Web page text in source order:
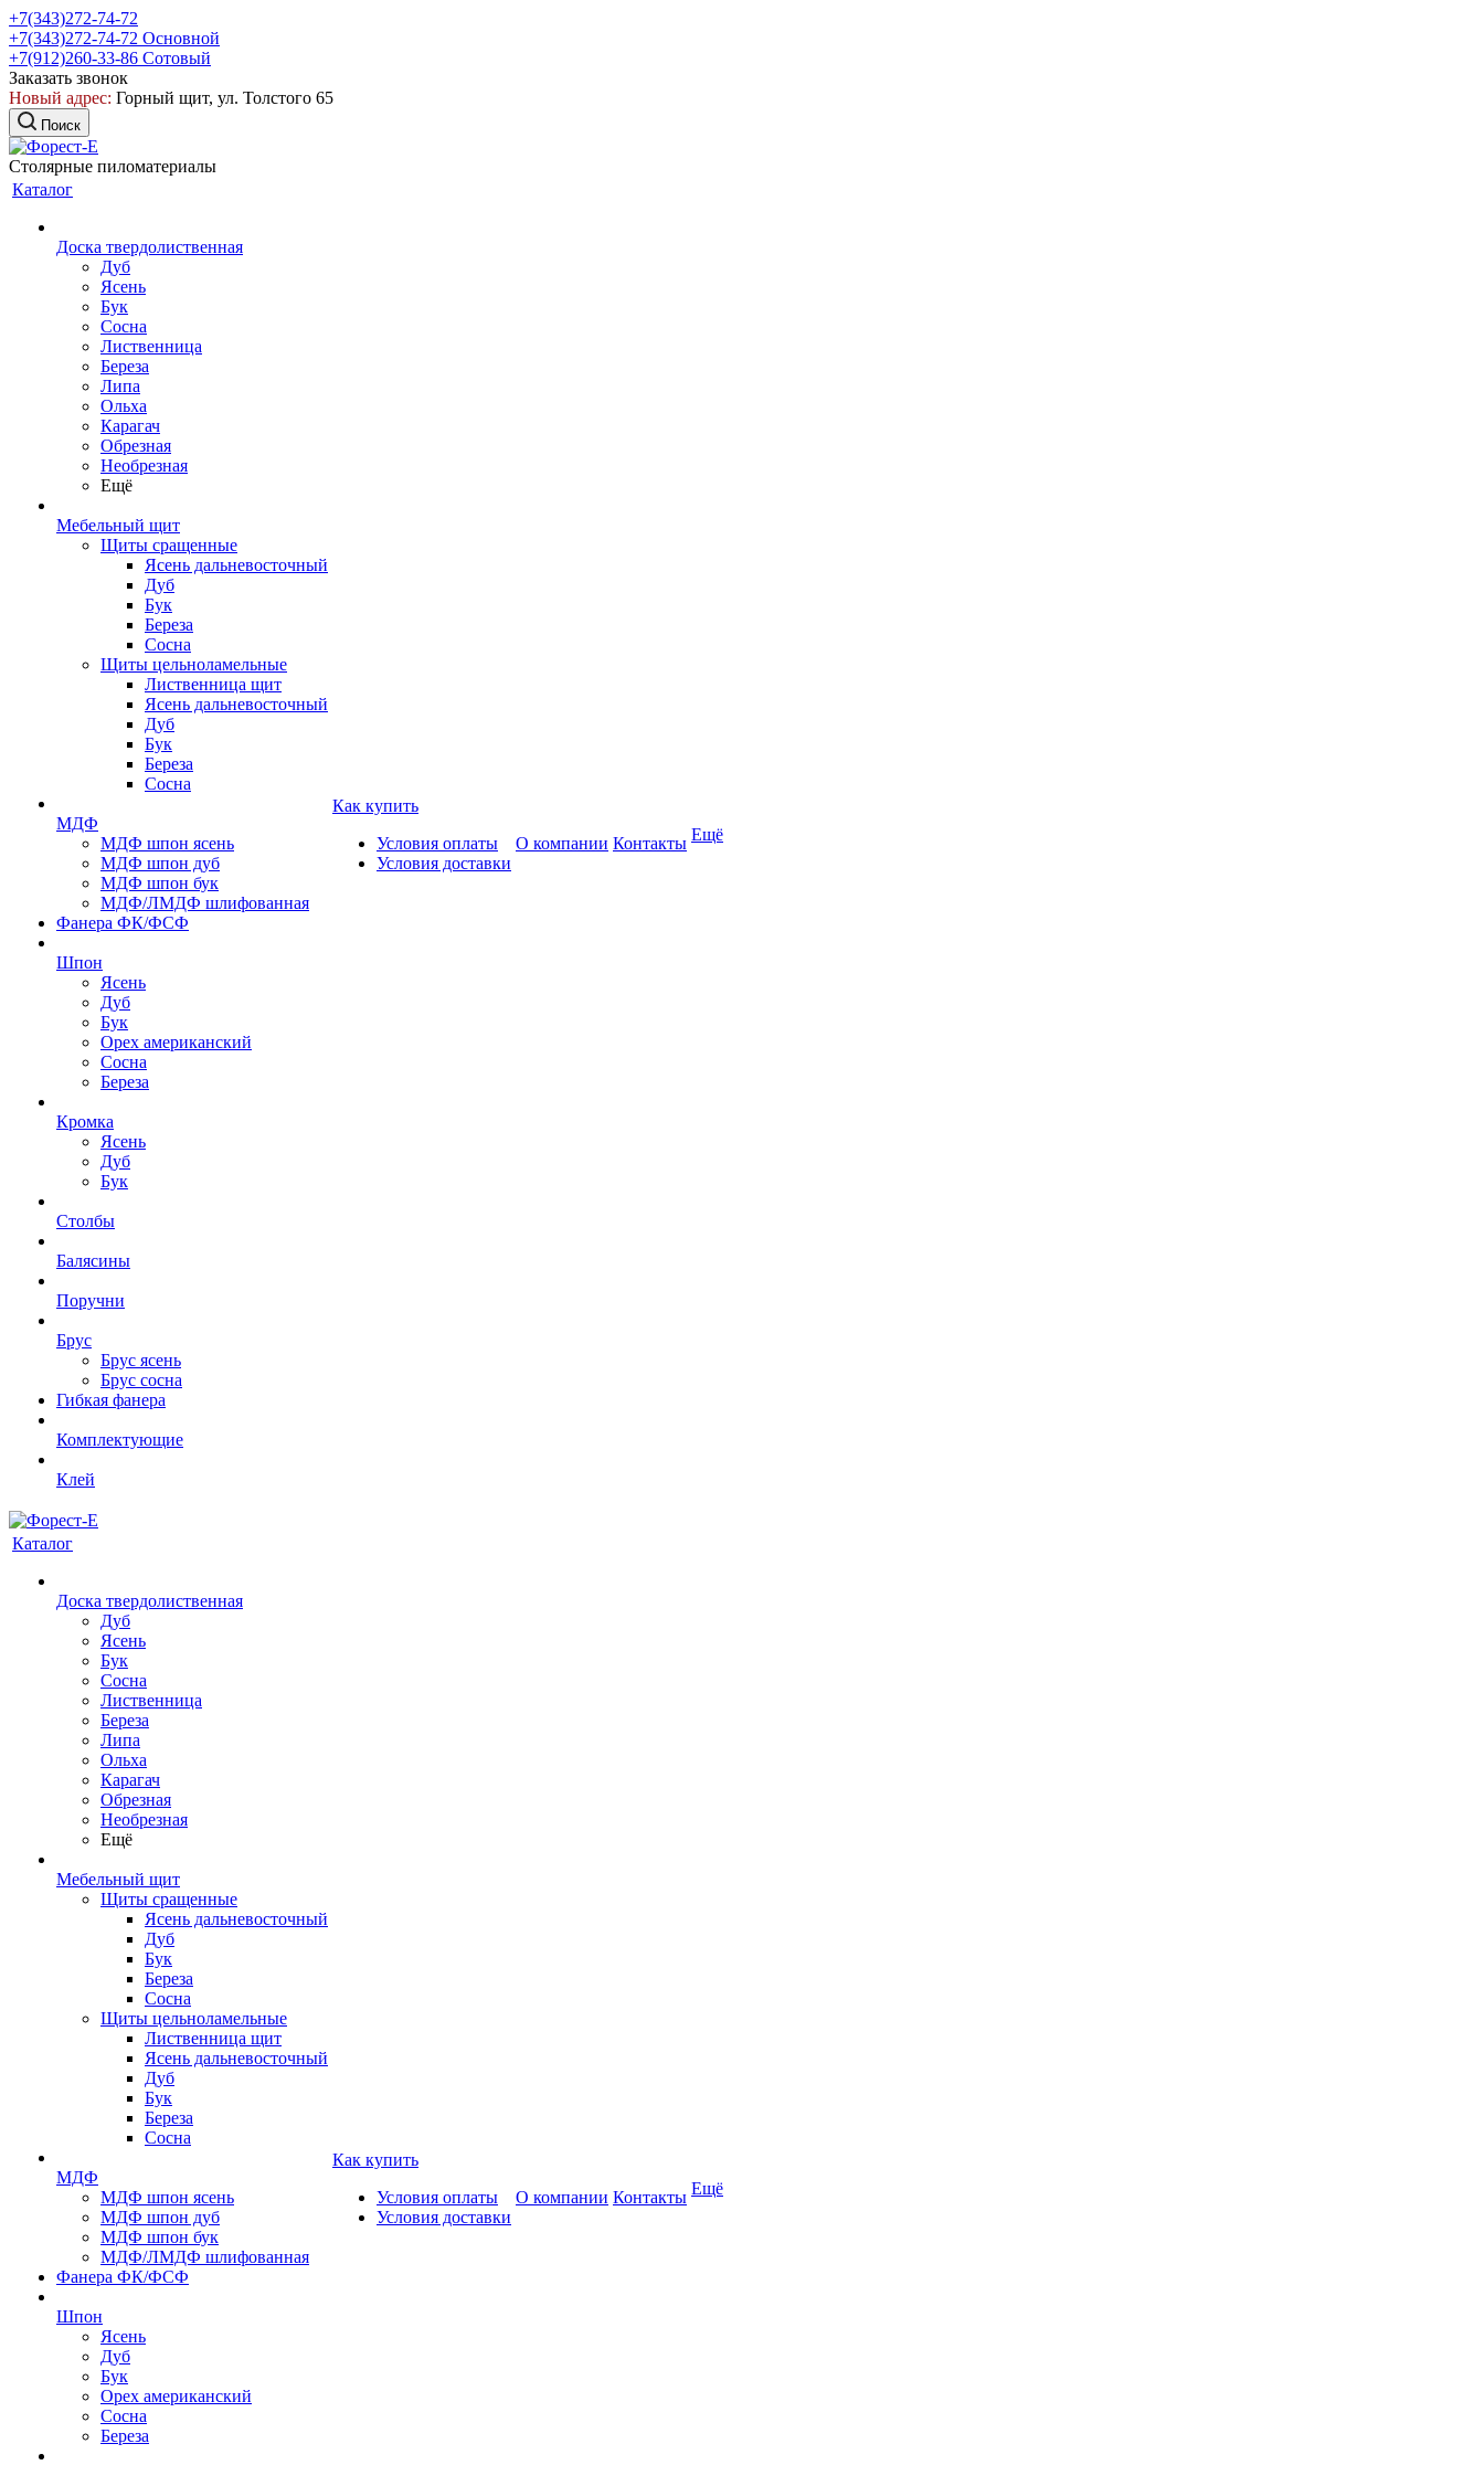
+7(343)272-74-72
+7(343)272-74-72 Основной
+7(912)260-33-86 Сотовый
Заказать звонок
Новый адрес: Горный щит, ул. Толстого 65
Поиск
Столярные пиломатериалы
Каталог
Доска твердолиственная
Дуб
Ясень
Бук
Сосна
Лиственница
Береза
Липа
Ольха
Карагач
Обрезная
Необрезная
Ещё
Мебельный щит
Щиты сращенные
Ясень дальневосточный
Дуб
Бук
Береза
Сосна
Щиты цельноламельные
Лиственница щит
Ясень дальневосточный
Дуб
Бук
Береза
Сосна
МДФ
МДФ шпон ясень
МДФ шпон дуб
МДФ шпон бук
МДФ/ЛМДФ шлифованная
Фанера ФК/ФСФ
Шпон
Ясень
Дуб
Бук
Орех американский
Сосна
Береза
Кромка
Ясень
Дуб
Бук
Столбы
Балясины
Поручни
Брус
Брус ясень
Брус сосна
Гибкая фанера
Комплектующие
Клей
Как купить
Условия оплаты
Условия доставки
О компании Контакты Ещё
Каталог
Доска твердолиственная
Дуб
Ясень
Бук
Сосна
Лиственница
Береза
Липа
Ольха
Карагач
Обрезная
Необрезная
Ещё
Мебельный щит
Щиты сращенные
Ясень дальневосточный
Дуб
Бук
Береза
Сосна
Щиты цельноламельные
Лиственница щит
Ясень дальневосточный
Дуб
Бук
Береза
Сосна
МДФ
МДФ шпон ясень
МДФ шпон дуб
МДФ шпон бук
МДФ/ЛМДФ шлифованная
Фанера ФК/ФСФ
Шпон
Ясень
Дуб
Бук
Орех американский
Сосна
Береза
Как купить
Условия оплаты
Условия доставки
О компании Контакты Ещё